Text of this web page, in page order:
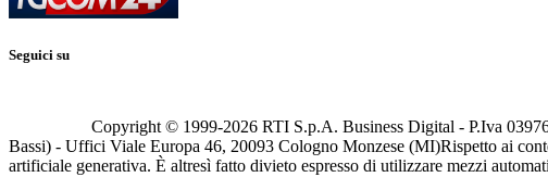
Seguici su
Copyright © 1999-2026 RTI S.p.A. Business Digital - P.Iva
Bassi) - Uffici Viale Europa 46, 20093 Cologno Monzese (MI)Rispetto ai
artificiale generativa. È altresì fatto divieto espresso di utilizzare mezzi